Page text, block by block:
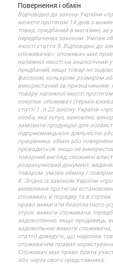
Повернення і обмін
Відповідно до закону України
можете протягом 14 днів з
товар, придбаний в магазині,
передбачених законом. Умови
якості стаття 9. Відповідно до
споживачів»: споживач має
належної якості на аналогічний
придбаний, якщо товар не
фасоном, кольором, розміром
використаний за
товару належної якості
покупки. споживач (термін
статті 1. п.22 закону України
особа, яка купує, замовляє,
замовити продукцію для
підприємницькою діяльністю
працівника. обмін або
провадиться: якщо не
товарний вигляд, споживчі
розрахунковий документ,
товаром. умови обміну /
8. Згідно із законом України
виявлення протягом
споживач, в порядку та в
право вимагати безоплатного
строк. вимоги споживача,
задоволенню, якщо продавець,
задовольняє вимоги споживача,
статті) доведуть, що недоліки
споживачем правил
Споживач має право брати
або через свого представника.